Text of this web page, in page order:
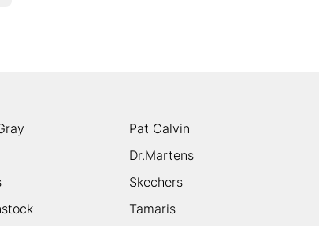
Pat Calvin
Dr.Martens
Skechers
Tamaris